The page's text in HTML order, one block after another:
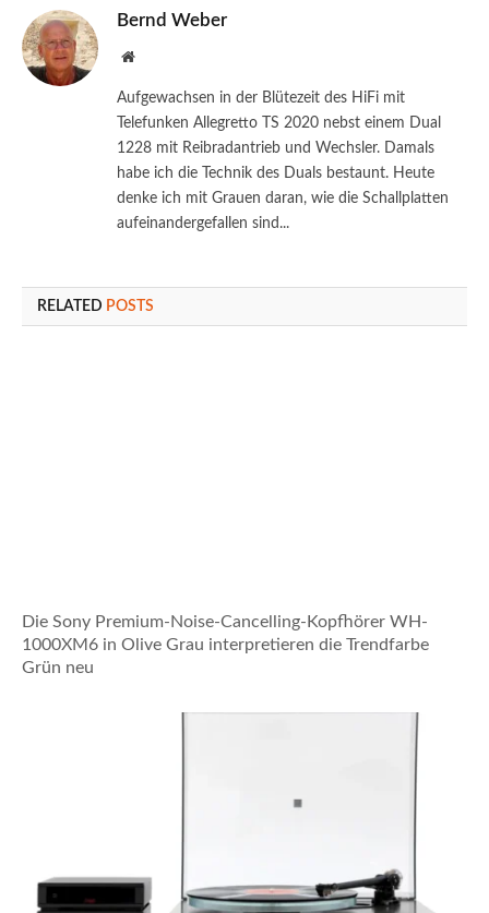
Bernd Weber
Website
Aufgewachsen in der Blütezeit des HiFi mit
Telefunken Allegretto TS 2020 nebst einem Dual
1228 mit Reibradantrieb und Wechsler. Damals
habe ich die Technik des Duals bestaunt. Heute
denke ich mit Grauen daran, wie die Schallplatten
aufeinandergefallen sind...
RELATED POSTS
Die Sony Premium-Noise-Cancelling-Kopfhörer WH-
1000XM6 in Olive Grau interpretieren die Trendfarbe
Grün neu